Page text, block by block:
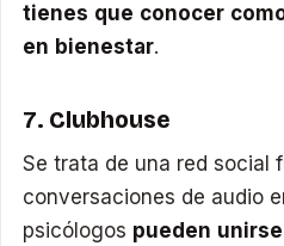
tienes que conocer
en bienestar.
7. Clubhouse
Se trata de una red social
conversaciones de audio
psicólogos pueden